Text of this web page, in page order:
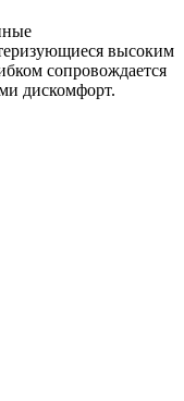
высоким
сопровождается
дискомфорт.